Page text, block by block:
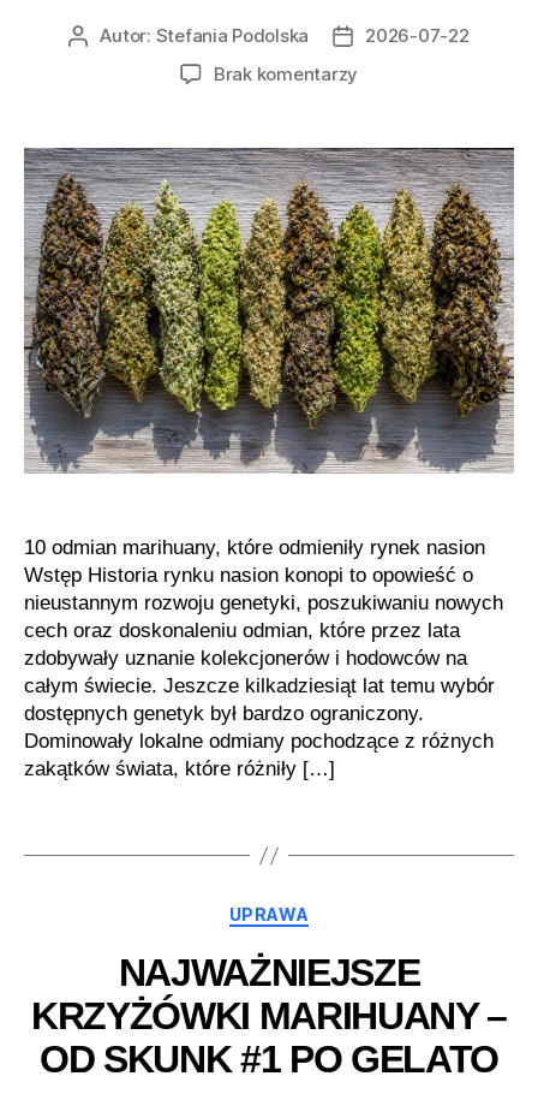
AutorAutor: Stefania Podolska
Data2026-07-22
Brak komentarzy
odmian
marihuany,
które
odmieniły
hodowlę
i
świat
nasion
konopi
10 odmian marihuany, które odmieniły rynek nasion
Wstęp Historia rynku nasion konopi to opowieść o
nieustannym rozwoju genetyki, poszukiwaniu nowych
cech oraz doskonaleniu odmian, które przez lata
zdobywały uznanie kolekcjonerów i hodowców na
całym świecie. Jeszcze kilkadziesiąt lat temu wybór
dostępnych genetyk był bardzo ograniczony.
Dominowały lokalne odmiany pochodzące z różnych
zakątków świata, które różniły […]
Kategorie
UPRAWA
NAJWAŻNIEJSZE
KRZYŻÓWKI MARIHUANY –
OD SKUNK #1 PO GELATO